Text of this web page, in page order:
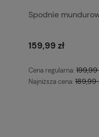
Spodnie
159,99 zł
Cena regularna: 199,99
Najniższa cena: 189,99